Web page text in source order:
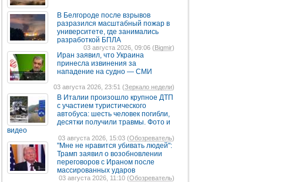
В Белгороде после взрывов
разразился масштабный пожар в
университете, где занимались
разработкой БПЛА
03 августа 2026, 09:06 (Bigmir)
Иран заявил, что Украина
принесла извинения за
нападение на судно — СМИ
03 августа 2026, 23:51 (Зеркало недели)
В Италии произошло крупное ДТП
с участием туристического
автобуса: шесть человек погибли,
десятки получили травмы. Фото и
видео
03 августа 2026, 15:03 (Обозреватель)
"Мне не нравится убивать людей":
Трамп заявил о возобновлении
переговоров с Ираном после
массированных ударов
03 августа 2026, 11:10 (Обозреватель)